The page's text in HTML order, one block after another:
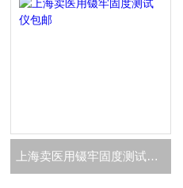
上海卖医用镊牢固度测试仪包邮